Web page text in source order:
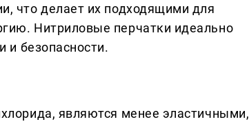
что делает их подходящими для
Нитриловые перчатки идеально
и безопасности.
являются менее эластичными,